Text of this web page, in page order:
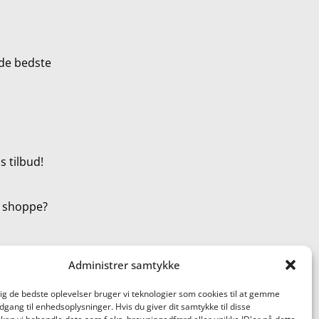
Administrer samtykke
de bedste oplevelser bruger vi teknologier som cookies til at gemme
til enhedsoplysninger. Hvis du giver dit samtykke til disse
bedste
tilbud!